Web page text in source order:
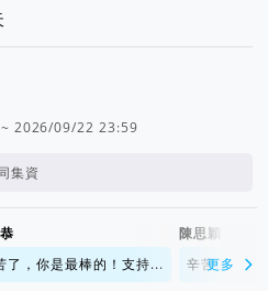
2026/09/22 23:59
集資
了，你是最棒的！支持...
陳思穎
辛苦了，你
更多